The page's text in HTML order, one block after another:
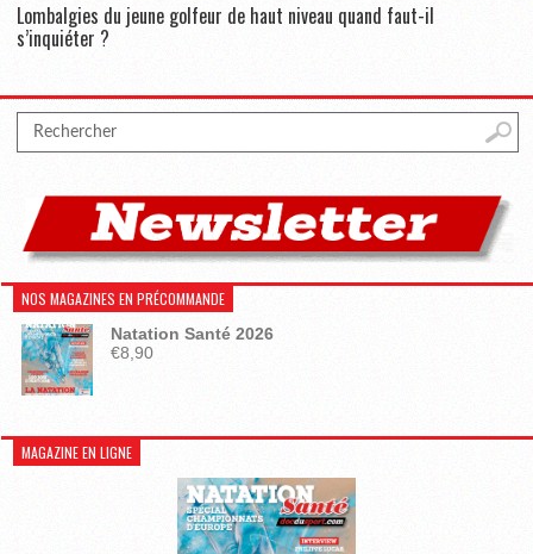
Lombalgies du jeune golfeur de haut niveau quand faut-il
s’inquiéter ?
NOS MAGAZINES EN PRÉCOMMANDE
Natation Santé 2026
€8,90
MAGAZINE EN LIGNE